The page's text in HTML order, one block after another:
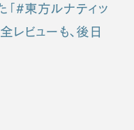
#東方ルナティッ
レビューも、後日